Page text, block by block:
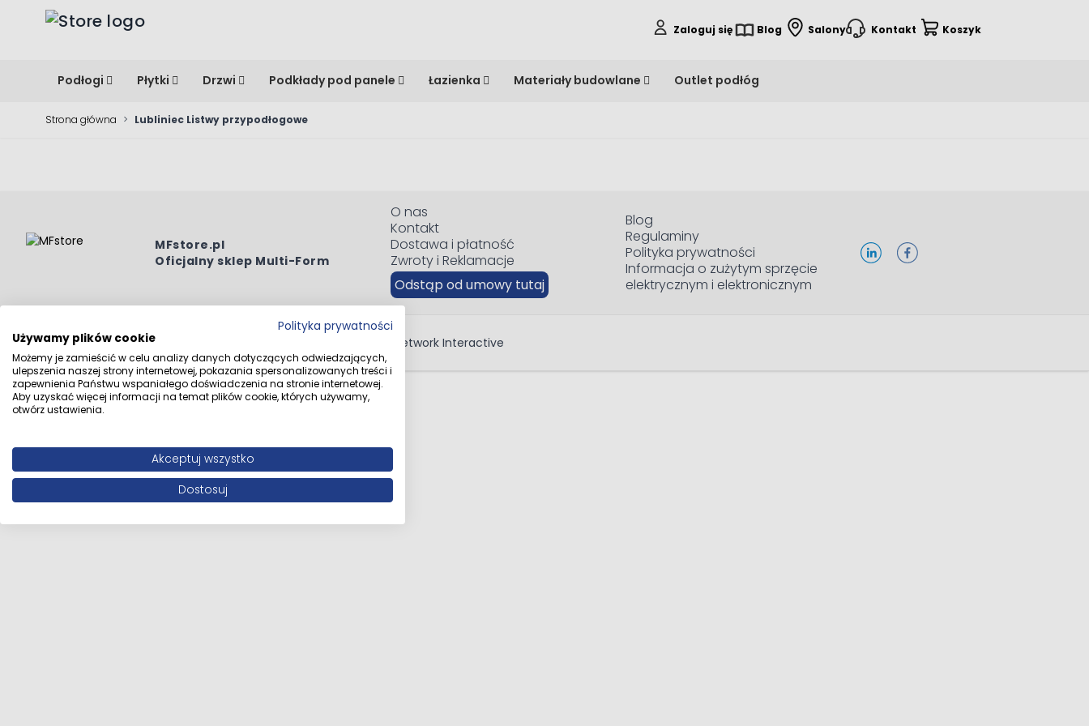
Przejdź do treści
Zaloguj się Blog Salony Kontakt Koszyk
Podłogi Płytki Drzwi Podkłady pod panele Łazienka Materiały budowlane Outlet podłóg
Strona główna > Lubliniec Listwy przypodłogowe
MFstore.pl
Oficjalny sklep Multi-Form
O nas
Kontakt
Dostawa i płatność
Zwroty i Reklamacje
Odstąp od umowy tutaj
Blog
Regulaminy
Polityka prywatności
Informacja o zużytym sprzęcie
elektrycznym i elektronicznym
Wszystkie prawa zastrzeżone © 2026 MFstore.pl / Powered by Network Interactive
Polityka prywatności
Używamy plików cookie
Możemy je zamieścić w celu analizy danych dotyczących odwiedzających,
ulepszenia naszej strony internetowej, pokazania spersonalizowanych treści i
zapewnienia Państwu wspaniałego doświadczenia na stronie internetowej.
Aby uzyskać więcej informacji na temat plików cookie, których używamy,
otwórz ustawienia.
Akceptuj wszystko
Dostosuj